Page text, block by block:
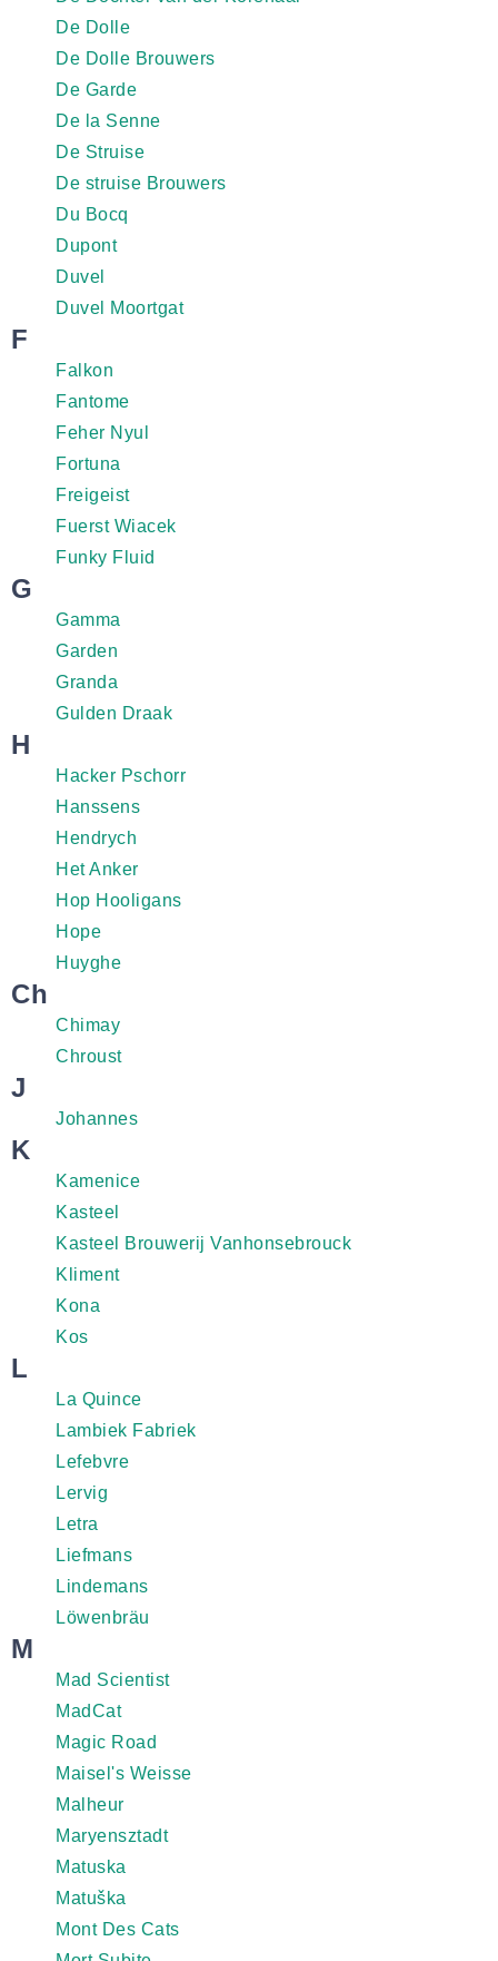
De Dolle
De Dolle Brouwers
De Garde
De la Senne
De Struise
De struise Brouwers
Du Bocq
Dupont
Duvel
Duvel Moortgat
F
Falkon
Fantome
Feher Nyul
Fortuna
Freigeist
Fuerst Wiacek
Funky Fluid
G
Gamma
Garden
Granda
Gulden Draak
H
Hacker Pschorr
Hanssens
Hendrych
Het Anker
Hop Hooligans
Hope
Huyghe
Ch
Chimay
Chroust
J
Johannes
K
Kamenice
Kasteel
Kasteel Brouwerij Vanhonsebrouck
Kliment
Kona
Kos
L
La Quince
Lambiek Fabriek
Lefebvre
Lervig
Letra
Liefmans
Lindemans
Löwenbräu
M
Mad Scientist
MadCat
Magic Road
Maisel's Weisse
Malheur
Maryensztadt
Matuska
Matuška
Mont Des Cats